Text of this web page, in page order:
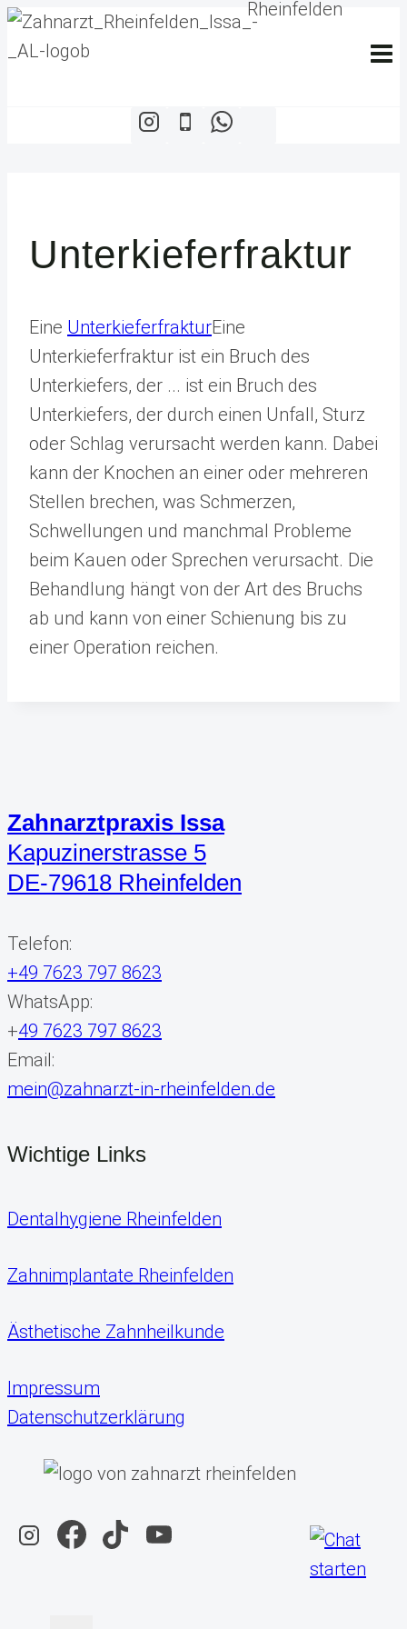
Zum
Inhalt
Unterkieferfraktur
Eine UnterkieferfrakturEine
Unterkieferfraktur ist ein Bruch des
Unterkiefers, der ... ist ein Bruch des
Unterkiefers, der durch einen Unfall, Sturz
oder Schlag verursacht werden kann. Dabei
kann der Knochen an einer oder mehreren
Stellen brechen, was Schmerzen,
Schwellungen und manchmal Probleme
beim Kauen oder Sprechen verursacht. Die
Behandlung hängt von der Art des Bruchs
ab und kann von einer Schienung bis zu
einer Operation reichen.
Zahnarztpraxis Issa
Kapuzinerstrasse 5
DE-79618 Rheinfelden
Telefon:
+49 7623 797 8623
WhatsApp:
+49 7623 797 8623
Email:
mein@zahnarzt-in-rheinfelden.de
Wichtige Links
Dentalhygiene Rheinfelden
Zahnimplantate Rheinfelden
Ästhetische Zahnheilkunde
Impressum
Datenschutzerklärung